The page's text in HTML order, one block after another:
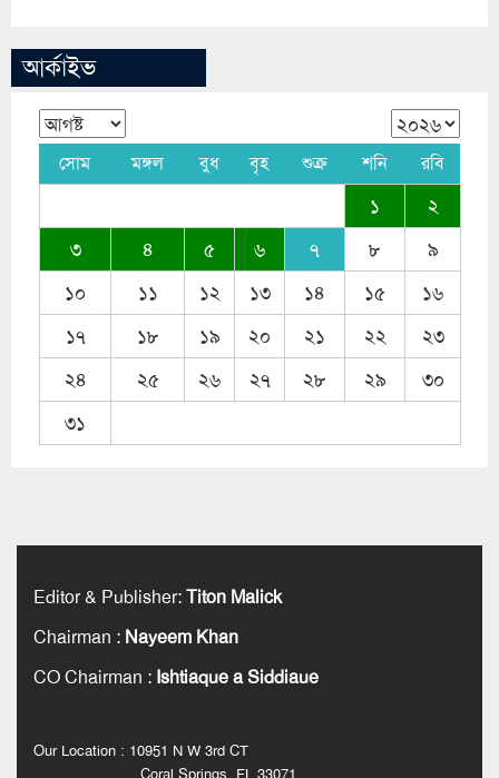
আর্কাইভ
সোম মঙ্গল বুধ বৃহ শুক্র শনি রবি
১
২
৩
৪ ৫ ৬ ৭ ৮
৯
১০
১১ ১২ ১৩ ১৪ ১৫
১৬
১৭
১৮ ১৯ ২০ ২১ ২২
২৩
২৪
২৫ ২৬ ২৭ ২৮ ২৯
৩০
৩১
Editor & Publisher:Titon Malick
Chairman : Nayeem Khan
CO Chairman : Ishtiaque a Siddiaue
Our Location : 10951 N W 3rd CT
Coral Springs, FL 33071